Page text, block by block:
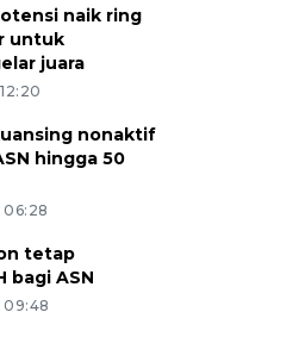
naik ring
untuk
juara
nonaktif
hingga 50
tetap
bagi ASN
09:48